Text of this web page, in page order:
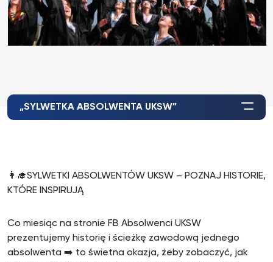
„SYLWETKA ABSOLWENTA UKSW”
👩‍🎓SYLWETKI ABSOLWENTÓW UKSW – POZNAJ HISTORIE,
KTÓRE INSPIRUJĄ
Co miesiąc na stronie FB Absolwenci UKSW
prezentujemy historię i ścieżkę zawodową jednego
absolwenta ➡️ to świetna okazja, żeby zobaczyć, jak